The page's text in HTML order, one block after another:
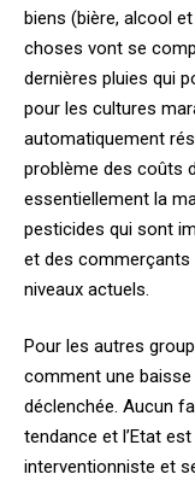
biens (bière, alcool
choses vont se
dernières pluies qui
pour les cultures
automatiquement
problème des coûts
essentiellement la
pesticides qui sont
et des commerçants
niveaux actuels.
Pour les autres
comment une
déclenchée. Aucun
tendance et l’Etat
interventionniste et